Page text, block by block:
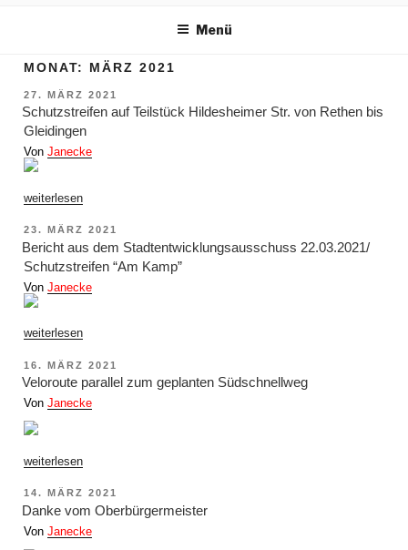
Menü
MONAT: MÄRZ 2021
VERÖFFENTLICHT
27. MÄRZ 2021
Schutzstreifen auf Teilstück Hildesheimer Str. von Rethen bis
Gleidingen
VonJanecke
„Schutzstreifen
auf
Hildesheimer
Str.
von
Rethen
bis
Gleidingen“
weiterlesen
VERÖFFENTLICHT
23. MÄRZ 2021
Bericht aus dem Stadtentwicklungsausschuss 22.03.2021/
Schutzstreifen “Am Kamp”
VonJanecke
„Bericht
aus
Stadtentwicklungsausschuss
22.03.2021/
Schutzstreifen
“Am
weiterlesen
VERÖFFENTLICHT
16. MÄRZ 2021
Veloroute parallel zum geplanten Südschnellweg
VonJanecke
„Veloroute
parallel
geplanten
Südschnellweg“
weiterlesen
VERÖFFENTLICHT
14. MÄRZ 2021
Danke vom Oberbürgermeister
VonJanecke